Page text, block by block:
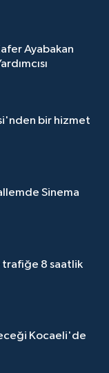
Ayabakan
bir hizmet
Sinema
8 saatlik
Kocaeli'de